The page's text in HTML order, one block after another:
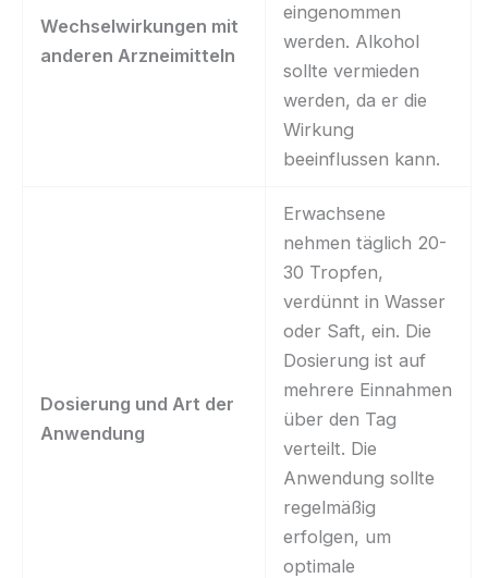
Wechselwirkungen mit
anderen Arzneimitteln
eingenommen
werden. Alkohol
sollte vermieden
werden, da er die
Wirkung
beeinflussen kann.
Dosierung und Art der
Anwendung
Erwachsene
nehmen täglich 20-
30 Tropfen,
verdünnt in Wasser
oder Saft, ein. Die
Dosierung ist auf
mehrere Einnahmen
über den Tag
verteilt. Die
Anwendung sollte
regelmäßig
erfolgen, um
optimale